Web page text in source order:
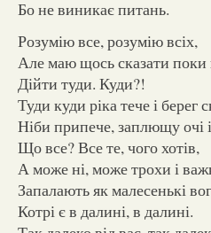
Бо не виникає питань.
Розумію все, розумію всіх,
Але маю щось сказати поки
Дійти туди. Куди?!
Туди куди ріка тече і берег
Ніби припече, заплющу очі
Що все? Все те, чого хотів,
А може ні, може трохи і
Запалають як малесенькі
Котрі є в далині, в далині.